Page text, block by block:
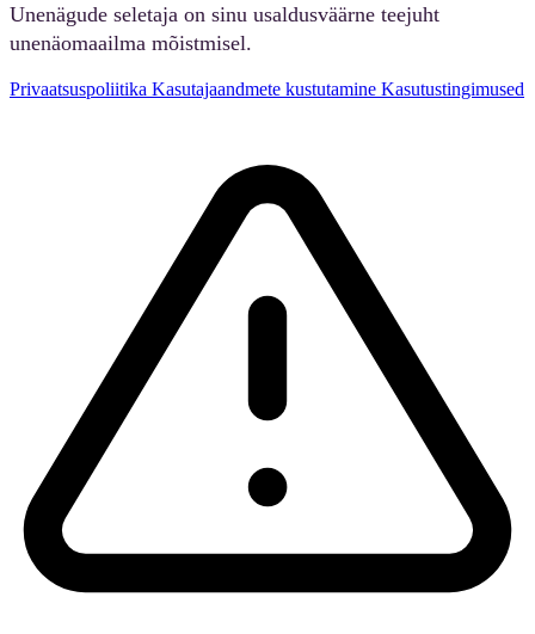
Unenägude seletaja on sinu usaldusväärne teejuht
unenäomaailma mõistmisel.
Privaatsuspoliitika Kasutajaandmete kustutamine Kasutustingimused